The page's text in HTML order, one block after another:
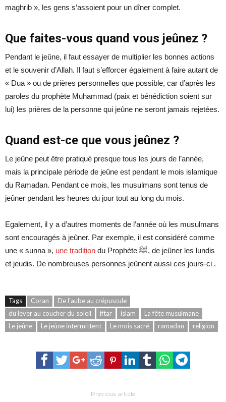
maghrib », les gens s’assoient pour un dîner complet.
Que faites-vous quand vous jeûnez ?
Pendant le jeûne, il faut essayer de multiplier les bonnes actions
et le souvenir d’Allah. Il faut s’efforcer également à faire autant de
« Dua » ou de prières personnelles que possible, car d’après les
paroles du prophète Muhammad (paix et bénédiction soient sur
lui) les prières de la personne qui jeûne ne seront jamais rejetées.
Quand est-ce que vous jeûnez ?
Le jeûne peut être pratiqué presque tous les jours de l’année,
mais la principale période de jeûne est pendant le mois islamique
du Ramadan. Pendant ce mois, les musulmans sont tenus de
jeûner pendant les heures du jour tout au long du mois.
Egalement, il y a d’autres moments de l’année où les musulmans
sont encouragés à jeûner. Par exemple, il est considéré comme
une « sunna », une tradition du Prophète ﷺ, de jeûner les lundis
et jeudis. De nombreuses personnes jeûnent aussi ces jours-ci .
Tags Coran
De l'aube au crépuscule
du lever au coucher du soleil
iftar islam
La fête musulmane
Le jeûne
Le jeûne intermittent Le mois sacré ramadan religion
Previous article